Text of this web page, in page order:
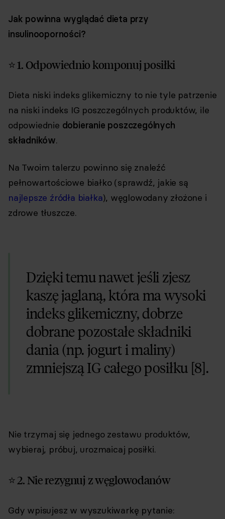
Jak powinna wyglądać dieta przy
insulinooporności?
⭐ 1. Odpowiednio komponuj posiłki
Dieta niski indeks glikemiczny to nie tyle patrzenie
na niski indeks IG poszczególnych produktów, ile
odpowiednie dobieranie poszczególnych
składników.
Na Twoim talerzu powinno się znaleźć
pełnowartościowe białko (sprawdź, jakie są
najlepsze źródła białka), węglowodany złożone i
zdrowe tłuszcze.
Dzięki temu nawet jeśli zjesz
kaszę jaglaną, która ma wysoki
indeks glikemiczny, dobrze
dobrane pozostałe składniki
dania (np. jogurt i maliny)
zmniejszą IG całego posiłku [8].
Nie trzymaj się jednego zestawu produktów,
wybieraj, próbuj, urozmaicaj posiłki.
⭐ 2. Nie rezygnuj z węglowodanów
Gdy wpisujesz w wyszukiwarkę pytanie: